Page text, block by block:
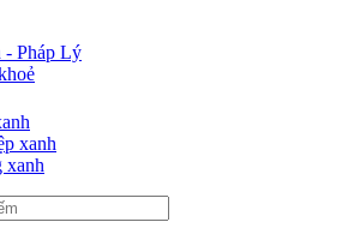
- Pháp Lý
xanh
xanh